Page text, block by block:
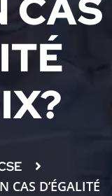
CAS
CAS D’ÉGALITÉ